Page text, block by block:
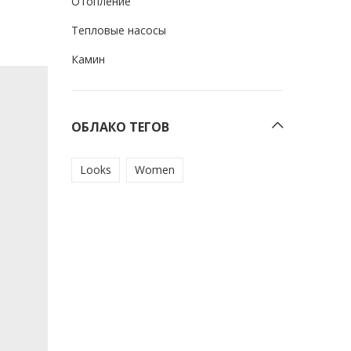
Тепловые насосы
Камин
ОБЛАКО ТЕГОВ
Looks Women